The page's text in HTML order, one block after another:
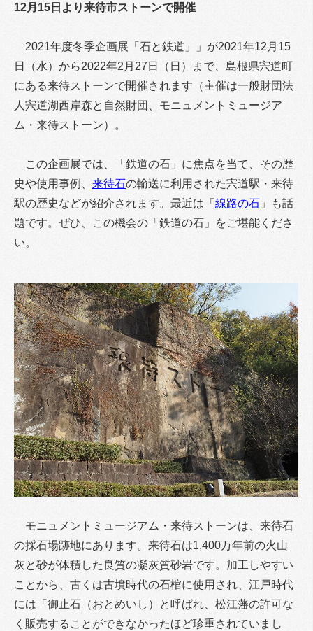
12月15日より来待市ストーンで開催
2021年度冬季企画展「石と鉄道」」が2021年12月15
日（水）から2022年2月27日（日）まで、島根県宍道町
にある来待ストーンで開催されます（主催は一般財団法
人宍道湖西岸森と自然財団、モニュメントミュージア
ム・来待ストーン）。
この企画展では、「鉄道の石」に焦点を当て、その歴
史や使用事例、 来待石の輸送に利用された宍道駅・来待
駅の歴史などが紹介されます。最近は「 線路の石 」も話
題です。ぜひ、この機会の「鉄道の石」をご堪能くださ
い。
モニュメントミュージアム・来待ストーンは、来待石
の採石場跡地にあります。来待石は1,400万年前の火山
灰と砂が体積した良質の凝灰質砂岩です。加工しやすい
ことから、古くは古墳時代の石棺に使用され、江戸時代
には「御止石（おとめいし）と呼ばれ、松江藩の許可な
く販売することができなかったほど珍重されていまし